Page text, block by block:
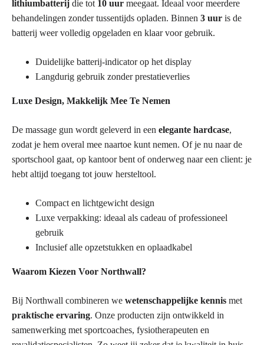
lithiumbatterij die tot 10 uur meegaat. Ideaal voor meerdere
behandelingen zonder tussentijds opladen. Binnen 3 uur is de
batterij weer volledig opgeladen en klaar voor gebruik.
Duidelijke batterij-indicator op het display
Langdurig gebruik zonder prestatieverlies
Luxe Design, Makkelijk Mee Te Nemen
De massage gun wordt geleverd in een elegante hardcase,
zodat je hem overal mee naartoe kunt nemen. Of je nu naar de
sportschool gaat, op kantoor bent of onderweg naar een client: je
hebt altijd toegang tot jouw hersteltool.
Compact en lichtgewicht design
Luxe verpakking: ideaal als cadeau of professioneel
gebruik
Inclusief alle opzetstukken en oplaadkabel
Waarom Kiezen Voor Northwall?
Bij Northwall combineren we wetenschappelijke kennis met
praktische ervaring. Onze producten zijn ontwikkeld in
samenwerking met sportcoaches, fysiotherapeuten en